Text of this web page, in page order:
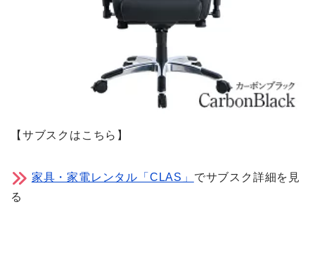
【サブスクはこちら】
家具・家電レンタル「CLAS」 でサブスク詳細を見
る